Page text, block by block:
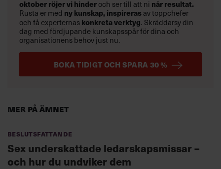
Mer på ämnet
Beslutsfattande
Sex underskattade ledarskapsmissar –
och hur du undviker dem
oktoberröjer vi hinderoch ser till att ni når resultat.
Rusta er med ny kunskap, inspirerasav toppchefer
och få experternaskonkreta verktyg. Skräddarsy din
dag med fördjupande kunskapsspår för dina och
organisationens behov just nu.
BOKA TIDIGT OCH SPARA 30 %